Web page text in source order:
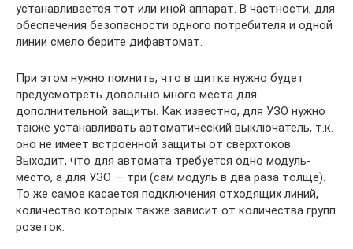
устанавливается тот или иной аппарат. В частности, для
обеспечения безопасности одного потребителя и одной
линии смело берите дифавтомат.
При этом нужно помнить, что в щитке нужно будет
предусмотреть довольно много места для
дополнительной защиты. Как известно, для УЗО нужно
также устанавливать автоматический выключатель, т.к.
оно не имеет встроенной защиты от сверхтоков.
Выходит, что для автомата требуется одно модуль-
место, а для УЗО — три (сам модуль в два раза толще).
То же самое касается подключения отходящих линий,
количество которых также зависит от количества групп
розеток.